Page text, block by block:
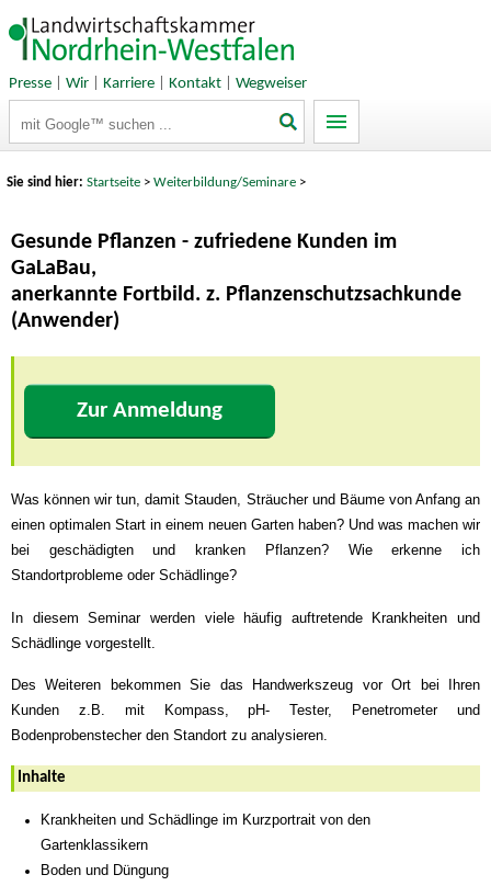
Presse| Wir| Karriere| Kontakt| Wegweiser
Sie sind hier:Startseite >Weiterbildung/Seminare >
Gesunde Pflanzen - zufriedene Kunden im
GaLaBau,
anerkannte Fortbild. z. Pflanzenschutzsachkunde
(Anwender)
Zur Anmeldung
Was können wir tun, damit Stauden, Sträucher und Bäume von Anfang an
einen optimalen Start in einem neuen Garten haben? Und was machen wir
bei geschädigten und kranken Pflanzen? Wie erkenne ich
Standortprobleme oder Schädlinge?
In diesem Seminar werden viele häufig auftretende Krankheiten und
Schädlinge vorgestellt.
Des Weiteren bekommen Sie das Handwerkszeug vor Ort bei Ihren
Kunden z.B. mit Kompass, pH- Tester, Penetrometer und
Bodenprobenstecher den Standort zu analysieren.
Inhalte
Krankheiten und Schädlinge im Kurzportrait von den
Gartenklassikern
Boden und Düngung